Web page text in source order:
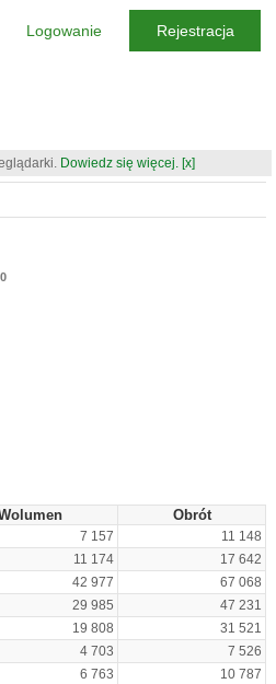
Dowiedz się więcej. [x]
Obrót
7 157
11 148
11 174
17 642
42 977
67 068
29 985
47 231
19 808
31 521
4 703
7 526
6 763
10 787
Logowanie Rejestracja